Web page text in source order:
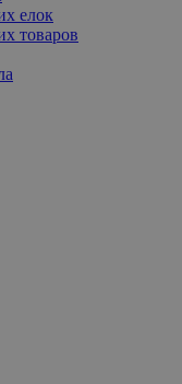
елок
товаров